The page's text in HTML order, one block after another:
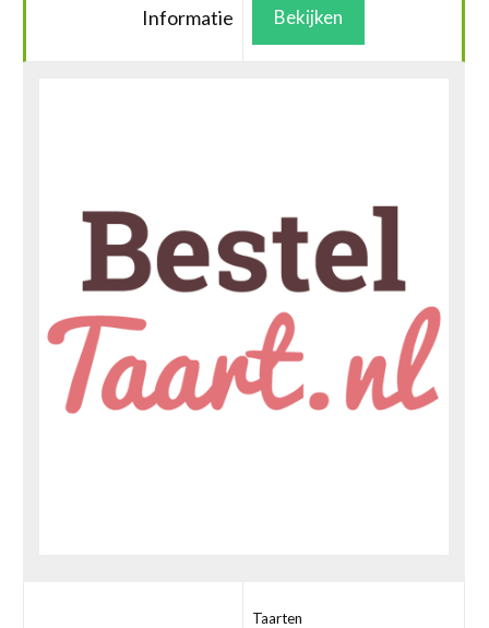
Informatie Bekijken
Taarten